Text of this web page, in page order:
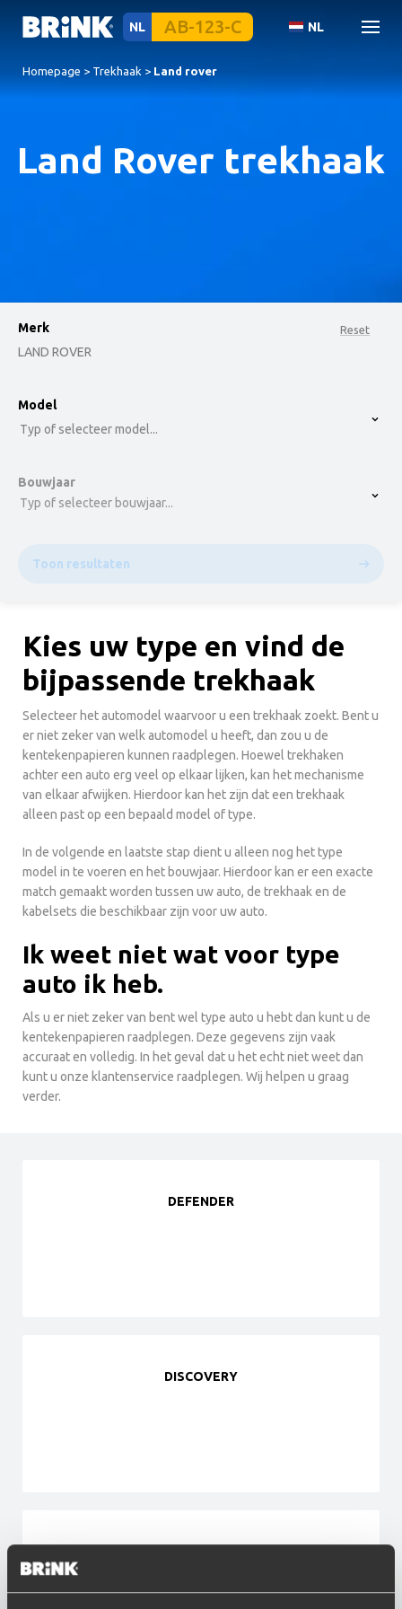
NL NL
Homepage > Trekhaak > Land rover
Land Rover trekhaak
Reset
Merk
LAND ROVER
option , selected.
Model
Typ of selecteer model...
Bouwjaar
Typ of selecteer bouwjaar...
Toon resultaten
Kies uw type en vind de
bijpassende trekhaak
Selecteer het automodel waarvoor u een trekhaak zoekt. Bent u
er niet zeker van welk automodel u heeft, dan zou u de
kentekenpapieren kunnen raadplegen. Hoewel trekhaken
achter een auto erg veel op elkaar lijken, kan het mechanisme
van elkaar afwijken. Hierdoor kan het zijn dat een trekhaak
alleen past op een bepaald model of type.
In de volgende en laatste stap dient u alleen nog het type
model in te voeren en het bouwjaar. Hierdoor kan er een exacte
match gemaakt worden tussen uw auto, de trekhaak en de
kabelsets die beschikbaar zijn voor uw auto.
Ik weet niet wat voor type
auto ik heb.
Als u er niet zeker van bent wel type auto u hebt dan kunt u de
kentekenpapieren raadplegen. Deze gegevens zijn vaak
accuraat en volledig. In het geval dat u het echt niet weet dan
kunt u onze klantenservice raadplegen. Wij helpen u graag
verder.
DEFENDER
DISCOVERY